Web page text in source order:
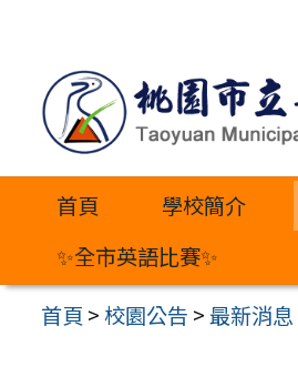
內
首頁 學校簡介
✨全市英語比賽✨
首頁 >校園公告 >最新消息